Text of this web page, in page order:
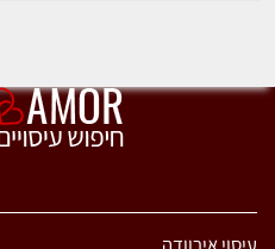
עיסוי אירוודה